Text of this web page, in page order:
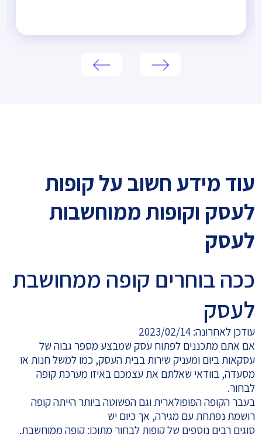
עוד מידע חשוב על קופות
לעסק וקופות ממוחשבות
לעסק
ככה בוחרים קופה ממחושבת
לעסק
עודכן לאחרונה: 2023/02/14
אם אתם מתכננים לפתוח עסק שמבצע מספר גבוה של
עסקאות ביום ומעניק שירות בבית העסק, כמו למשל חנות או
מסעדה, בוודאי שאלתם את עצמכם באיזו מערכת קופה
לבחור.
בעבר הקופה הפופולארית וגם הפשוטה ביותר הייתה קופה
רושמת נפתחת עם מגירה, אך כיום יש
סוגים רבים נוספים של קופות לבחור מתוכן: קופה ממוחשבת,